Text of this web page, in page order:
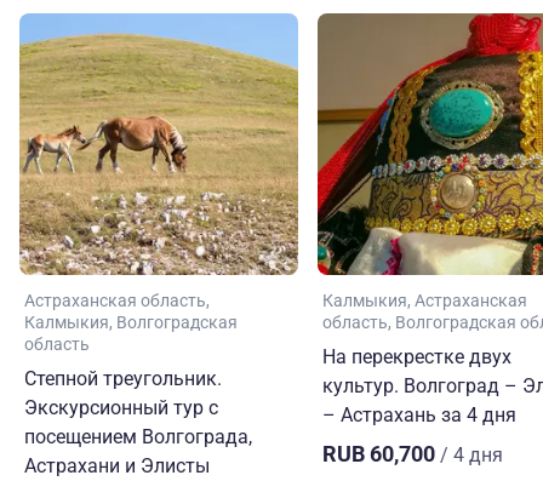
Астраханская область
Калмыкия Волгоградская
область
Степной треугольник.
Экскурсионный тур с
посещением Волгограда,
Астрахани и Элисты
Калмыкия Астраханская
область Волгоградская
На перекрестке двух
культур. Волгоград –
– Астрахань за 4 дня
RUB 60,700 / 4 дня